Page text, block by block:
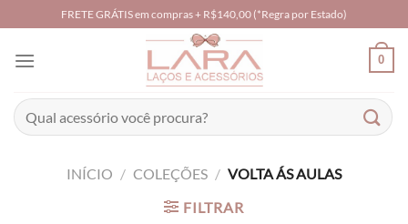
to
content
FRETE GRÁTIS em compras + R$140,00 (*Regra por Estado)
0
Pesquisar
por:
INÍCIO / COLEÇÕES / VOLTA ÁS AULAS
FILTRAR